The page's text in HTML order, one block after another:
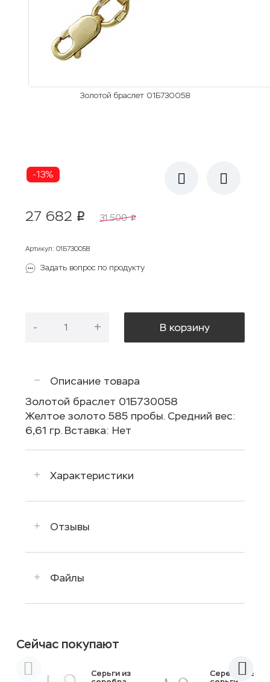
Золотой браслет 01Б730058
-13%
27 682 p 31 500 p
Артикул: 01Б730058
Задать вопрос по продукту
- + В корзину
Описание товара
Золотой браслет 01Б730058
Желтое золото 585 пробы. Средний вес:
6,61 гр. Вставка: Нет
Характеристики
Отзывы
Файлы
Сейчас покупают
Серьги из
Серебряные